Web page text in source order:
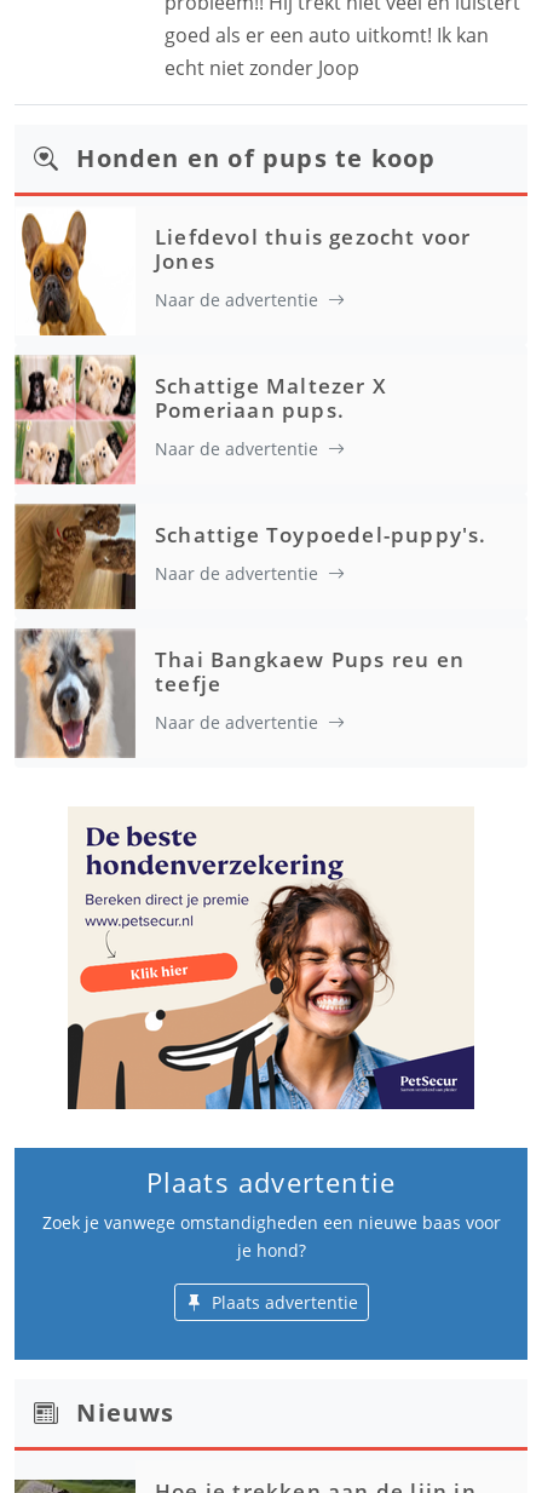
goed als er een auto uitkomt! Ik kan
echt niet zonder Joop
Honden en of pups te koop
Liefdevol thuis gezocht voor
Jones
Naar de advertentie
Schattige Maltezer X
Pomeriaan pups.
Naar de advertentie
Schattige Toypoedel-puppy's.
Naar de advertentie
Thai Bangkaew Pups reu en
teefje
Naar de advertentie
Plaats advertentie
Zoek je vanwege omstandigheden een nieuwe baas voor
je hond?
Plaats advertentie
Nieuws